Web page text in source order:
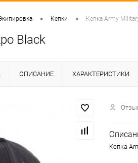
• Кепки • Кепка Army
Black
ОПИСАНИЕ ХАРАКТЕРИСТИКИ
Кепка